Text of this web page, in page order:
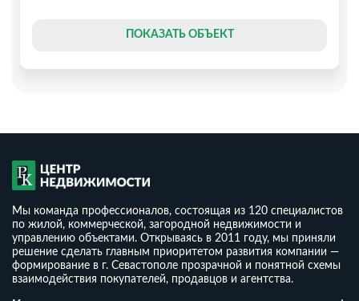
ПОКАЗАТЬ ОБЪЕКТ
Дом 90 м2,участок 4 сотки СТ Милосердие
Мы команда профессионалов, состоящая из 120 специалистов
по жилой, коммерческой, загородной недвижимости и
управлению объектами. Открываясь в 2011 году, мы приняли
решение сделать главным приоритетом развития компании —
формирование в г. Севастополе прозрачной и понятной схемы
взаимодействия покупателей, продавцов и агентства.